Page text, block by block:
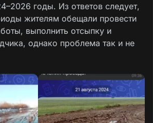
годы. Из ответов следует,
жителям обещали провести
выполнить отсыпку и
однако проблема так и не